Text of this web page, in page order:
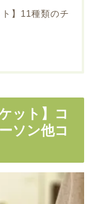
】11種類のチ
ット】コ
ソン他コ